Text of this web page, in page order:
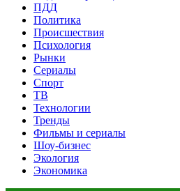
ПДД
Политика
Происшествия
Психология
Рынки
Сериалы
Спорт
ТВ
Технологии
Тренды
Фильмы и сериалы
Шоу-бизнес
Экология
Экономика